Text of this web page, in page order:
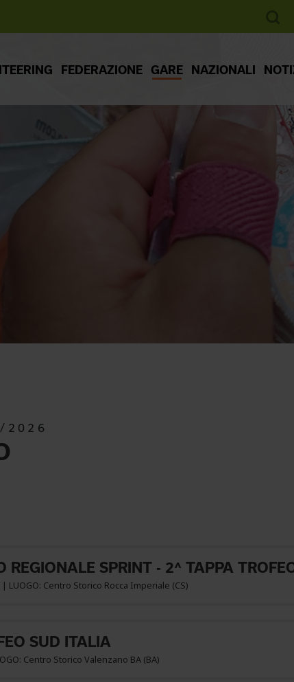
FEDERAZIONE GARE NAZIONALI
REGIONALE SPRINT - 2^ TAPPA TROFEO
| LUOGO: Centro Storico Rocca Imperiale (CS)
SUD ITALIA
Centro Storico Valenzano BA (BA)